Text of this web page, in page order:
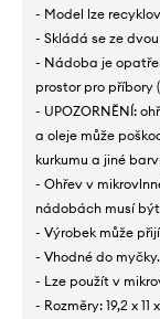
- Model lze
- Skládá se ze
- Nádoba je
prostor pro příbory
- UPOZORNĚNÍ:
a oleje může
kurkumu a jiné
- Ohřev v
nádobách musí
- Výrobek může
- Vhodné do myčky.
- Lze použít v
- Rozměry: 19,2 x 11